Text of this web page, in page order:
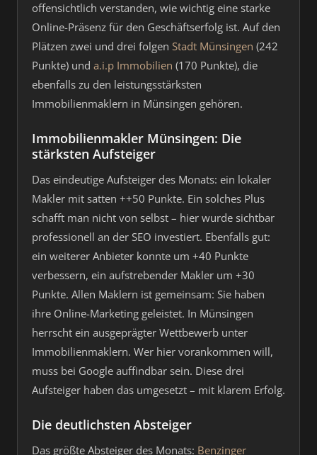
offensichtlich verstanden, wie wichtig eine starke
Online-Präsenz für den Geschäftserfolg ist. Auf den
Plätzen zwei und drei folgen Stadt Münsingen (242
Punkte) und a.i.p Immobilien (170 Punkte), die
ebenfalls zu den leistungsstärksten
Immobilienmaklern in Münsingen gehören.
Immobilienmakler Münsingen: Die
stärksten Aufsteiger
Das eindeutige Aufsteiger des Monats: ein lokaler
Makler mit satten ++50 Punkte. Ein solches Plus
schafft man nicht von selbst – hier wurde sichtbar
professionell an der SEO investiert. Ebenfalls gut:
ein weiterer Anbieter konnte um +40 Punkte
verbessern, ein aufstrebender Makler um +30
Punkte. Allen Maklern ist gemeinsam: Sie haben
ihre Online-Marketing geleistet. In Münsingen
herrscht ein ausgeprägter Wettbewerb unter
Immobilienmaklern. Wer hier vorankommen will,
muss bei Google auffindbar sein. Diese drei
Aufsteiger haben das umgesetzt – mit klarem Erfolg.
Die deutlichsten Absteiger
Das größte Absteiger des Monats: Benzinger